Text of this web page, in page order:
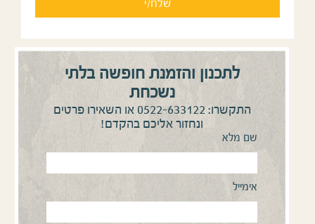
לתכנון והזמנת חופשה בלתי
נשכחת
התקשרו: 0522-633122 או השאירו פרטים
ונחזור אליכם בהקדם!
שם מלא
אימייל